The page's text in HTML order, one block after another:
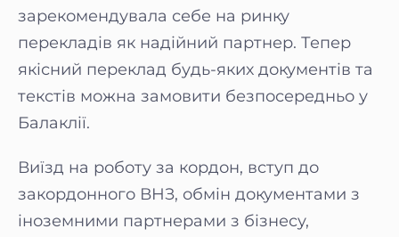
зарекомендувала себе на ринку
перекладів як надійний партнер. Тепер
якісний переклад будь-яких документів та
текстів можна замовити безпосередньо у
Балаклії.
Виїзд на роботу за кордон, вступ до
закордонного ВНЗ, обмін документами з
іноземними партнерами з бізнесу,